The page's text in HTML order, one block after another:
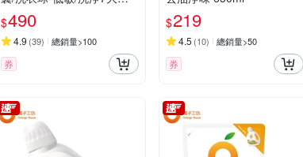
敏原 (54顆/盒)
$490
4.9 (39) 總銷量>100
券
$219
4.5 (10) 總銷量>50
券